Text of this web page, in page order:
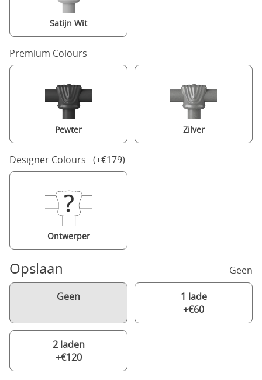
Satijn Wit
Premium Colours
Pewter Zilver
Designer Colours (+€179)
Ontwerper
Opslaan Geen
Geen
1 lade
+€60
2 laden
+€120